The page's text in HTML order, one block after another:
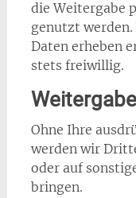
die Weitergabe
genutzt werden.
Daten erheben
stets freiwillig.
Ohne Ihre
werden wir
oder auf
bringen.